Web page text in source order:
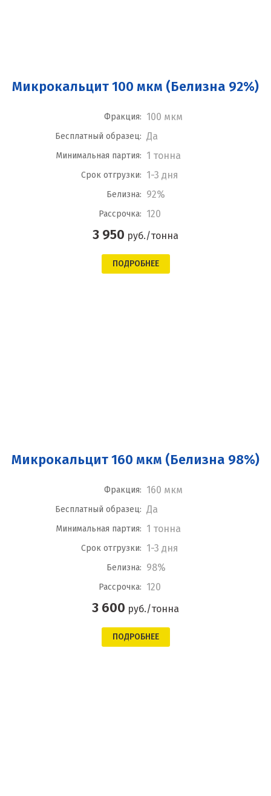
Микрокальцит 100 мкм (Белизна 92%)
Фракция: 100 мкм
Бесплатный образец: Да
Минимальная партия: 1 тонна
Срок отгрузки: 1-3 дня
Белизна: 92%
Рассрочка: 120
3 950 руб./тонна
ПОДРОБНЕЕ
Микрокальцит 160 мкм (Белизна 98%)
Фракция: 160 мкм
Бесплатный образец: Да
Минимальная партия: 1 тонна
Срок отгрузки: 1-3 дня
Белизна: 98%
Рассрочка: 120
3 600 руб./тонна
ПОДРОБНЕЕ